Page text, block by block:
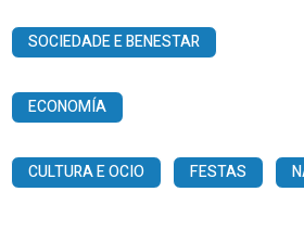
SOCIEDADE E BENESTAR
ECONOMÍA
CULTURA E OCIO FESTAS